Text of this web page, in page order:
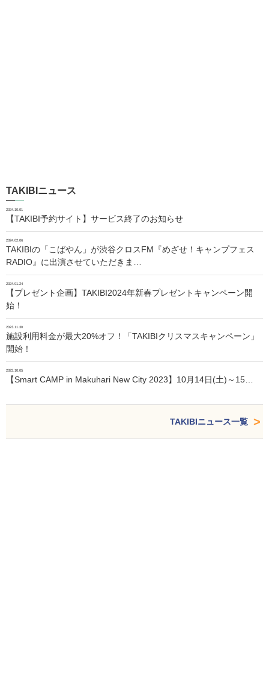
TAKIBIニュース
2024.10.01
【TAKIBI予約サイト】サービス終了のお知らせ
2024.02.06
TAKIBIの「こばやん」が渋谷クロスFM『めざせ！キャンプフェス
RADIO』に出演させていただきま…
2024.01.24
【プレゼント企画】TAKIBI2024年新春プレゼントキャンペーン開
始！
2023.11.30
施設利用料金が最大20%オフ！「TAKIBIクリスマスキャンペーン」
開始！
2023.10.05
【Smart CAMP in Makuhari New City 2023】10月14日(土)～15…
TAKIBIニュース一覧